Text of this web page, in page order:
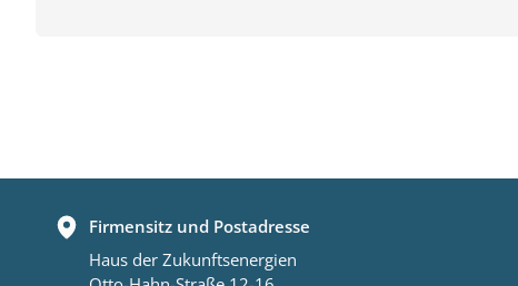
Firmensitz und Postadresse
Haus der Zukunftsenergien